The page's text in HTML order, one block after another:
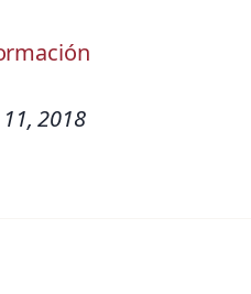
2018